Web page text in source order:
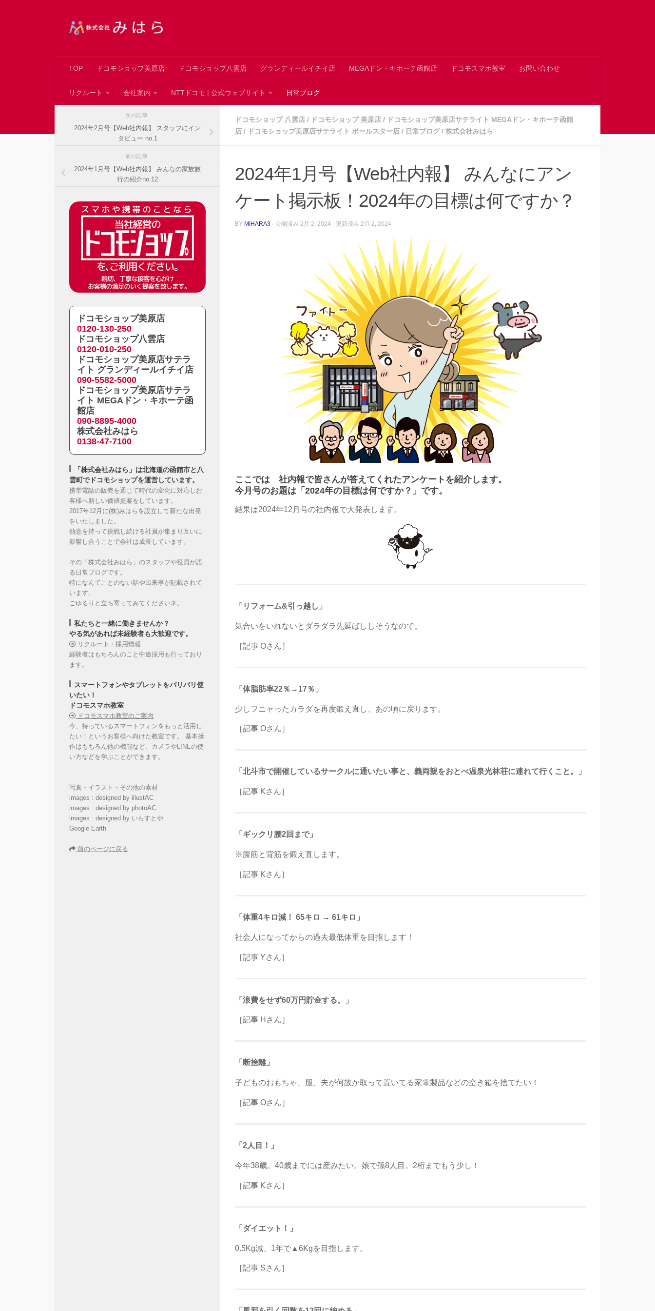
TOP ドコモショップ美原店 ドコモショップ八雲店 グランディールイチイ店 MEGAドン・キホーテ函館店 ドコモスマホ教室 お問い合わせ
リクルート 会社案内 NTTドコモ | 公式ウェブサイト 日常ブログ
ドコモショップ 八雲店 / ドコモショップ 美原店 / ドコモショップ美原店サテライト MEGAドン・キホーテ函館
店 / ドコモショップ美原店サテライト ポールスター店 / 日常ブログ / 株式会社みはら
2024年1月号【Web社内報】 みんなにアン
ケート掲示板！2024年の目標は何ですか？
BY MIHARA3 · 公開済み 2月 2, 2024 · 更新済み 2月 2, 2024
ここでは 社内報で皆さんが答えてくれたアンケートを紹介します。
今月号のお題は「2024年の目標は何ですか？」です。
結果は2024年12月号の社内報で大発表します。
「リフォーム&引っ越し」
気合いをいれないとダラダラ先延ばししそうなので。
［記事 Oさん］
「体脂肪率22％→17％」
少しフニャったカラダを再度鍛え直し、あの頃に戻ります。
［記事 Oさん］
「北斗市で開催しているサークルに通いたい事と、義両親をおとべ温泉光林荘に連れて行くこと。」
［記事 Kさん］
「ギックリ腰2回まで」
※腹筋と背筋を鍛え直します。
［記事 Kさん］
「体重4キロ減！ 65キロ → 61キロ」
社会人になってからの過去最低体重を目指します！
［記事 Yさん］
「浪費をせず60万円貯金する。」
［記事 Hさん］
「断捨離」
子どものおもちゃ、服、夫が何故か取って置いてる家電製品などの空き箱を捨てたい！
［記事 Oさん］
「2人目！」
今年38歳。40歳までには産みたい。娘で孫8人目。2桁までもう少し！
［記事 Kさん］
「ダイエット！」
0.5Kg減、1年で▲6Kgを目指します。
［記事 Sさん］
次の記事
2024年2月号【Web社内報】 スタッフにイン
タビュー no.1
前の記事
2024年1月号【Web社内報】 みんなの家族旅
行の紹介no.12
ドコモショップ美原店
0120-130-250
ドコモショップ八雲店
0120-010-250
ドコモショップ美原店サテラ
イト グランディールイチイ店
090-5582-5000
ドコモショップ美原店サテラ
イト MEGAドン・キホーテ函
館店
090-8895-4000
株式会社みはら
0138-47-7100
「株式会社みはら」は北海道の函館市と八
雲町でドコモショップを運営しています。
携帯電話の販売を通じて時代の変化に対応しお
客様へ新しい価値提案をしています。
2017年12月に(株)みはらを設立して新たな出発
をいたしました。
熱意を持って挑戦し続ける社員が集まり互いに
影響し合うことで会社は成長しています。
その「株式会社みはら」のスタッフや役員が語
る日常ブログです。
特になんてことのない話や出来事が記載されて
います。
ごゆるりと立ち寄ってみてくださいネ。
私たちと一緒に働きませんか？
やる気があれば未経験者も大歓迎です。
リクルート・採用情報
経験者はもちろんのこと中途採用も行っており
ます。
スマートフォンやタブレットをバリバリ使
いたい！
ドコモスマホ教室
ドコモスマホ教室のご案内
今、持っているスマートフォンをもっと活用し
たい！というお客様へ向けた教室です。 基本操
作はもちろん他の機能など、カメラやLINEの使
い方などを学ぶことができます。
写真・イラスト・その他の素材
images : designed by illustAC
images : designed by photoAC
images : designed by いらすとや
Google Earth
前のページに戻る